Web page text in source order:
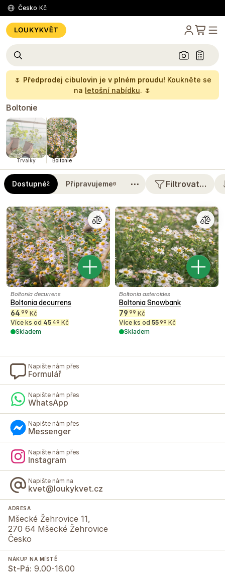
Česko Kč
🌷 Předprodej cibulovin je v plném proudu! Koukněte se
na letošní nabídku. 🌷
Boltonie
Trvalky Boltonie
Dostupné2 Připravujeme0 ⋯ Filtrovat…
Boltonia decurrens
Boltonia decurrens
64 99 Kč
Více ks od 45 49 Kč
Skladem
Boltonia asteroides
Boltonia Snowbank
79 99 Kč
Více ks od 5599 Kč
Skladem
Napište nám přes
Formulář
Napište nám přes
WhatsApp
Napište nám přes
Messenger
Napište nám přes
Instagram
Napište nám na
kvet@loukykvet.cz
ADRESA
Mšecké Žehrovice 11,
270 64 Mšecké Žehrovice
Česko
NÁKUP NA MÍSTĚ
St-Pá: 9.00-16.00